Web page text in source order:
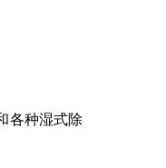
各种湿式除